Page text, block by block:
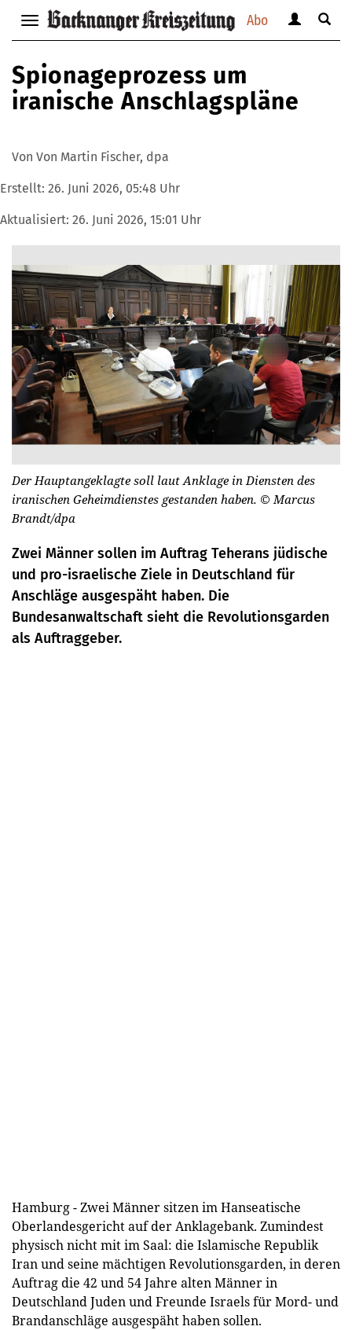
Abo
Navigation
anzeigen
bzw.
verbergen
anzeigen
Suche
Spionageprozess um
iranische Anschlagspläne
Von Von Martin Fischer, dpa
Erstellt: 26. Juni 2026, 05:48 Uhr
Aktualisiert: 26. Juni 2026, 15:01 Uhr
Der Hauptangeklagte soll laut Anklage in Diensten des
iranischen Geheimdienstes gestanden haben. © Marcus
Brandt/dpa
Zwei Männer sollen im Auftrag Teherans jüdische
und pro-israelische Ziele in Deutschland für
Anschläge ausgespäht haben. Die
Bundesanwaltschaft sieht die Revolutionsgarden
als Auftraggeber.
Hamburg - Zwei Männer sitzen im Hanseatische
Oberlandesgericht auf der Anklagebank. Zumindest
physisch nicht mit im Saal: die Islamische Republik
Iran und seine mächtigen Revolutionsgarden, in deren
Auftrag die 42 und 54 Jahre alten Männer in
Deutschland Juden und Freunde Israels für Mord- und
Brandanschläge ausgespäht haben sollen.